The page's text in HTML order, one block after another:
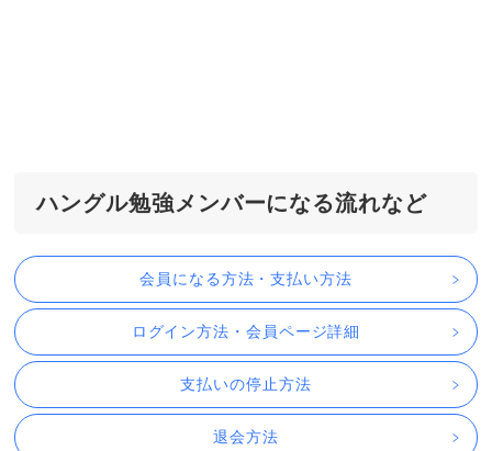
ハングル勉強メンバーになる流れなど
会員になる方法・支払い方法
ログイン方法・会員ページ詳細
支払いの停止方法
退会方法